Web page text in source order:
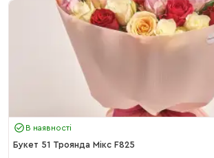
В наявності
Букет 51 Троянда Мікс F825